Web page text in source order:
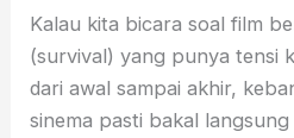
Kalau kita bicara soal film
(survival) yang punya tensi
dari awal sampai akhir,
sinema pasti bakal